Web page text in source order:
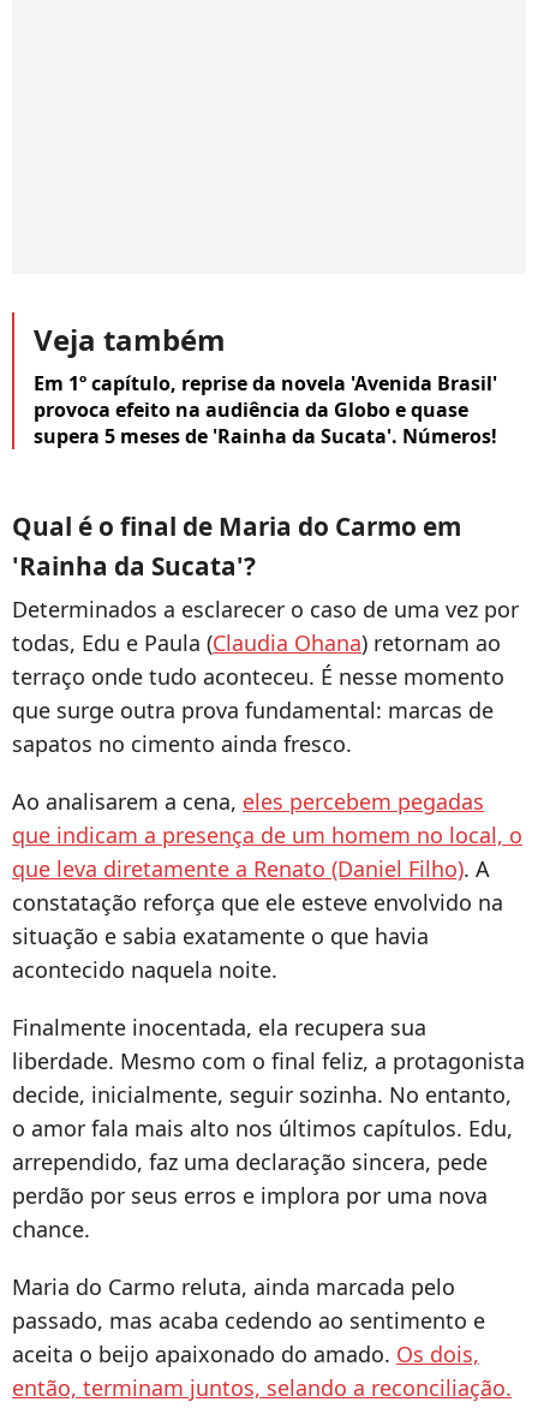
Veja também
Em 1º capítulo, reprise da novela 'Avenida Brasil'
provoca efeito na audiência da Globo e quase
supera 5 meses de 'Rainha da Sucata'. Números!
Qual é o final de Maria do Carmo em
'Rainha da Sucata'?
Determinados a esclarecer o caso de uma vez por
todas, Edu e Paula (Claudia Ohana) retornam ao
terraço onde tudo aconteceu. É nesse momento
que surge outra prova fundamental: marcas de
sapatos no cimento ainda fresco.
Ao analisarem a cena, eles percebem pegadas
que indicam a presença de um homem no local, o
que leva diretamente a Renato (Daniel Filho). A
constatação reforça que ele esteve envolvido na
situação e sabia exatamente o que havia
acontecido naquela noite.
Finalmente inocentada, ela recupera sua
liberdade. Mesmo com o final feliz, a protagonista
decide, inicialmente, seguir sozinha. No entanto,
o amor fala mais alto nos últimos capítulos. Edu,
arrependido, faz uma declaração sincera, pede
perdão por seus erros e implora por uma nova
chance.
Maria do Carmo reluta, ainda marcada pelo
passado, mas acaba cedendo ao sentimento e
aceita o beijo apaixonado do amado. Os dois,
então, terminam juntos, selando a reconciliação.